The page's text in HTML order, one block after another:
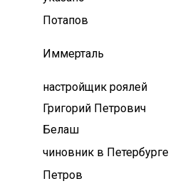
Потапов
Иммерталь
настройщик роялей
Григорий Петрович
Белаш
чиновник в Петербурге
Петров